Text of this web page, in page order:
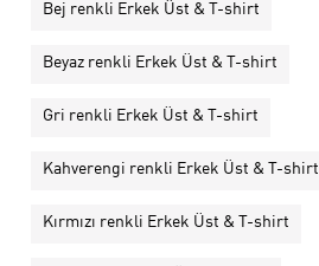
Bej renkli Erkek Üst & T-shirt
Beyaz renkli Erkek Üst & T-shirt
Gri renkli Erkek Üst & T-shirt
Kahverengi renkli Erkek Üst & T-shirt
Kırmızı renkli Erkek Üst & T-shirt